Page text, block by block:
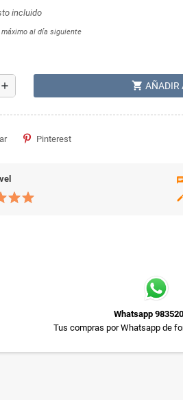
incluido
al día siguiente
add shopping_cart AÑADIR
Pinterest
Whatsapp
Tus compras por Whatsapp de